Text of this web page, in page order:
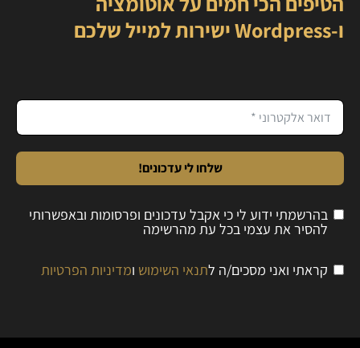
ו-Wordpress ישירות למייל שלכם
שלחו לי עדכונים!
בהרשמתי ידוע לי כי אקבל עדכונים ופרסומות ובאפשרותי
להסיר את עצמי בכל עת מהרשימה
קראתי ואני מסכים/ה לתנאי השימוש ומדיניות הפרטיות